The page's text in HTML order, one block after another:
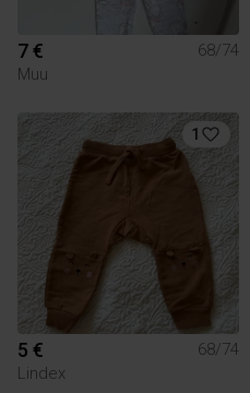
7 €
68/74
Muu
1
5 €
68/74
Lindex